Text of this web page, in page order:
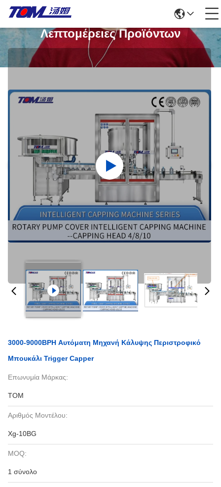
Λεπτομέρειες Προϊόντων
3000-9000BPH Αυτόματη Μηχανή Κάλυψης Περιστροφικό
Μπουκάλι Trigger Capper
Επωνυμία Μάρκας:
TOM
Αριθμός Μοντέλου:
Xg-10BG
MOQ:
1 σύνολο